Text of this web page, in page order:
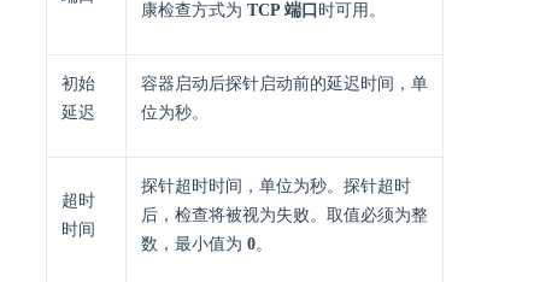
康检查方式为 TCP 端口 时可用。
初始
延迟
容器启动后探针启动前的延迟时间，单
位为秒。
超时
时间
探针超时时间，单位为秒。探针超时
后，检查将被视为失败。取值必须为整
数，最小值为 0。